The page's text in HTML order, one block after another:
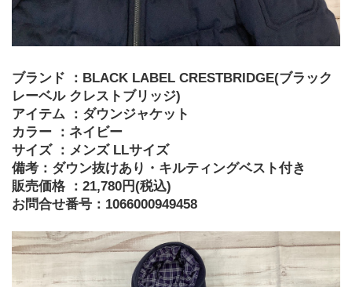
ブランド ：BLACK LABEL CRESTBRIDGE(ブラック
レーベル クレストブリッジ)
アイテム ：ダウンジャケット
カラー ：ネイビー
サイズ ：メンズ LLサイズ
備考：ダウン抜けあり・キルティングベスト付き
販売価格 ：21,780円(税込)
お問合せ番号：1066000949458